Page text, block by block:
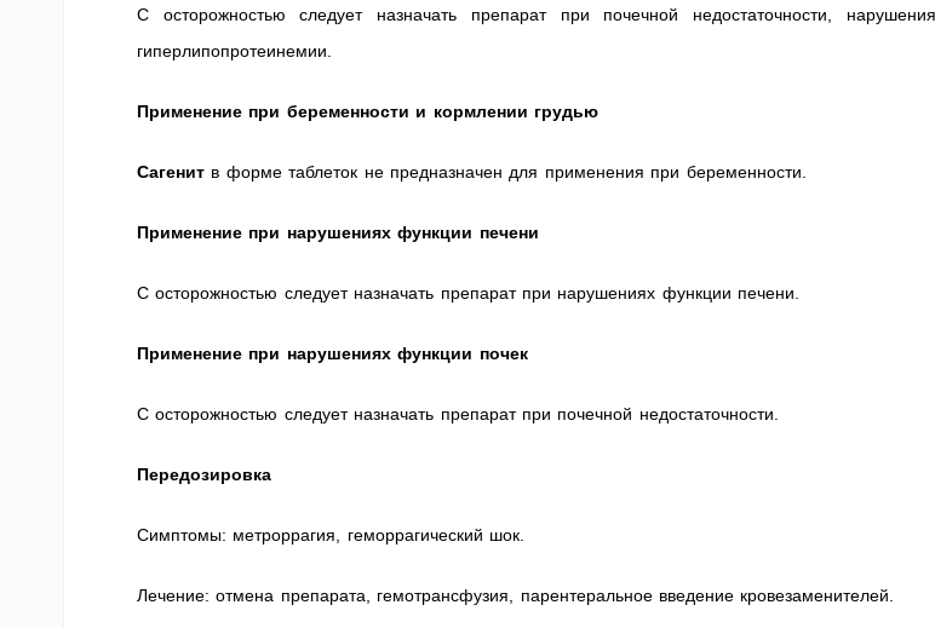
С осторожностью следует назначать препарат при почечной недостаточности,
гиперлипопротеинемии.
Применение при беременности и кормлении грудью
Сагенит в форме таблеток не предназначен для применения при беременности.
Применение при нарушениях функции печени
С осторожностью следует назначать препарат при нарушениях функции печени.
Применение при нарушениях функции почек
С осторожностью следует назначать препарат при почечной недостаточности.
Передозировка
Симптомы: метроррагия, геморрагический шок.
Лечение: отмена препарата, гемотрансфузия, парентеральное введение кровезаменителей.